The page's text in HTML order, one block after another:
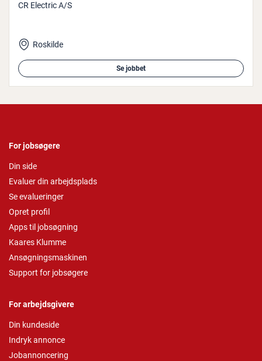
CR Electric A/S
Roskilde
Se jobbet
For jobsøgere
Din side
Evaluer din arbejdsplads
Se evalueringer
Opret profil
Apps til jobsøgning
Kaares Klumme
Ansøgningsmaskinen
Support for jobsøgere
For arbejdsgivere
Din kundeside
Indryk annonce
Jobannoncering